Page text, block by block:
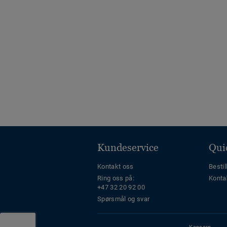
Kundeservice
Kontakt oss
Ring oss på:
+47 32 20 92 00
Spørsmål og svar